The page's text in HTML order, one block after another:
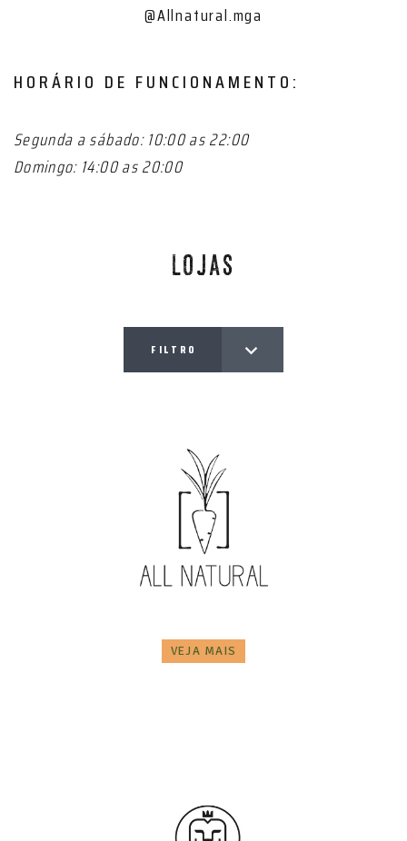
@Allnatural.mga
HORÁRIO DE FUNCIONAMENTO:
Segunda a sábado: 10:00 as 22:00
Domingo: 14:00 as 20:00
LOJAS
FILTRO
VEJA MAIS